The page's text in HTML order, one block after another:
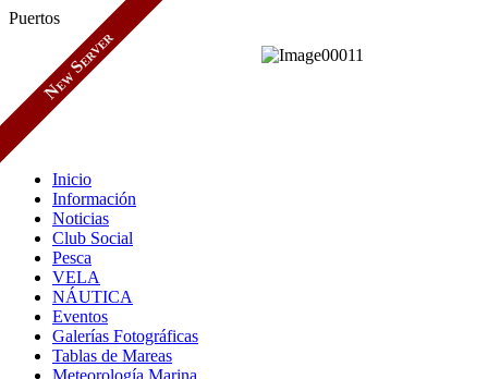
Puertos
Inicio
Información
Noticias
Club Social
Pesca
VELA
NÁUTICA
Eventos
Galerías Fotográficas
Tablas de Mareas
Meteorología Marina
New Server